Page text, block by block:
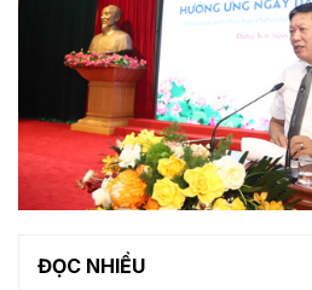
ĐỌC NHIỀU